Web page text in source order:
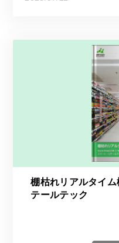
棚枯れリアルタイ
テールテック